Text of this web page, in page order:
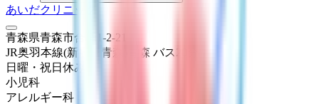
あいだクリニック
青森県青森市合浦1-2-21
JR奥羽本線(新庄～青森)
青森 バス 20
日曜・祝日 休み
小児科
アレルギー科